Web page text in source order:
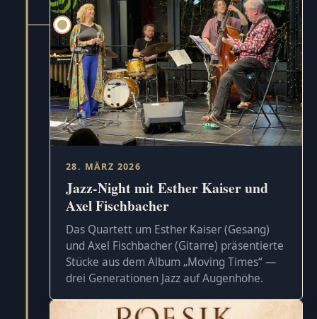
28. MÄRZ 2026
Jazz-Night mit Esther Kaiser und
Axel Fischbacher
Das Quartett um Esther Kaiser (Gesang)
und Axel Fischbacher (Gitarre) präsentierte
Stücke aus dem Album „Moving Times“ —
drei Generationen Jazz auf Augenhöhe.